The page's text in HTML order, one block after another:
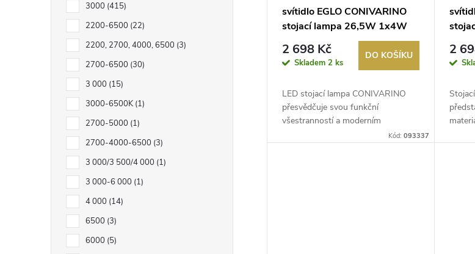
3000 415
2200-6500 22
2200, 2700, 4000, 6500 3
2700-6500 30
3 000 15
3000-6500K 1
2700-5000 1
2700-4000-6500 3
3 000/3 500/4 000 1
3 000-6 000 1
4 000 14
6500 3
6000 5
u
svítidlo EGLO CONIVARINO
stojací lampa 26,5W 1x4W
3150lm 2700K bílá, zlatá
2 698 Kč
Skladem 2 ks
DO KOŠÍKU
LED stojací lampa CONIVARINO
přesvědčuje svou funkční
všestranností a moderním
Kód:093337
2